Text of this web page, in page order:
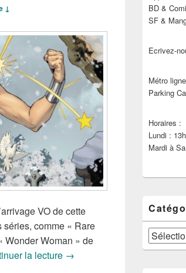
↓
VO de cette
comme « Rare
Wonder Woman » de
la lecture Sorties des Comics VO de
→
BD &
SF &
Ecrivez-
Métro
Parking
Horaires :
Lundi :
Mardi à
Catégories